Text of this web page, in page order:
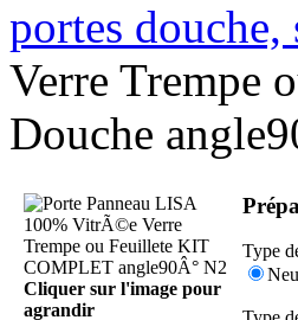
portes douche,
Verre Trempe
Douche
Cliquer sur l'image pour
agrandir
Type